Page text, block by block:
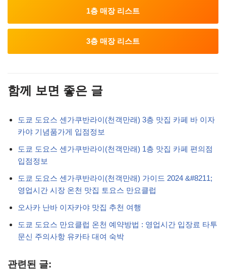
1층 매장 리스트
3층 매장 리스트
함께 보면 좋은 글
도쿄 도요스 센가쿠반라이(천객만래) 3층 맛집 카페 바 이자
카야 기념품가게 입점정보
도쿄 도요스 센가쿠반라이(천객만래) 1층 맛집 카페 편의점
입점정보
도쿄 도요스 센가쿠반라이(천객만래) 가이드 2024 &#8211;
영업시간 시장 온천 맛집 토요스 만요클럽
오사카 난바 이자카야 맛집 추천 여행
도쿄 도요스 만요클럽 온천 예약방법 : 영업시간 입장료 타투
문신 주의사항 유카타 대여 숙박
관련된 글: